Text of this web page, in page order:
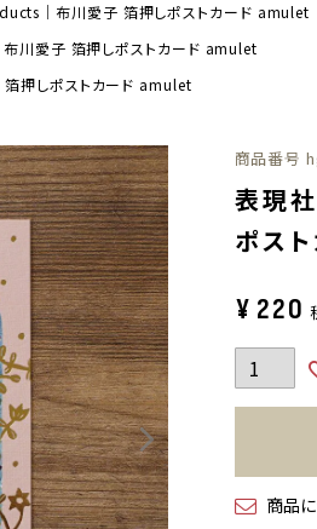
｜布川愛子 箔押しポストカード amulet
愛子 箔押しポストカード amulet
押しポストカード amulet
商品番号
表現
ポス
¥ 220
商品